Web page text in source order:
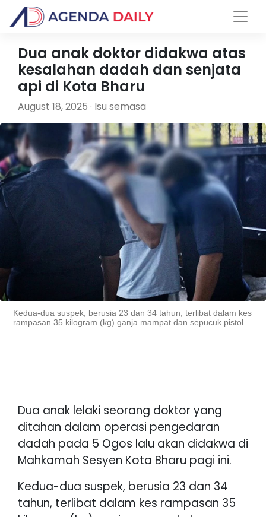
Dua anak doktor didakwa atas
kesalahan dadah dan senjata
api di Kota Bharu
August 18, 2025 · Isu semasa
Kedua-dua suspek, berusia 23 dan 34 tahun, terlibat dalam kes
rampasan 35 kilogram (kg) ganja mampat dan sepucuk pistol.
Dua anak lelaki seorang doktor yang
ditahan dalam operasi pengedaran
dadah pada 5 Ogos lalu akan didakwa di
Mahkamah Sesyen Kota Bharu pagi ini.
Kedua-dua suspek, berusia 23 dan 34
tahun, terlibat dalam kes rampasan 35